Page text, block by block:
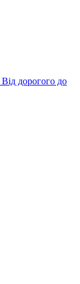
Від дорогого до